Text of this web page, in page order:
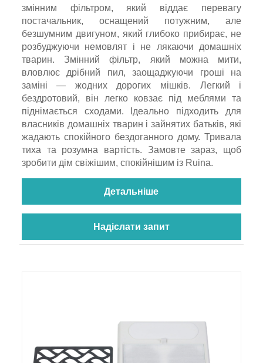
змінним фільтром, який віддає перевагу
постачальник, оснащений потужним, але
безшумним двигуном, який глибоко прибирає, не
розбуджуючи немовлят і не лякаючи домашніх
тварин. Змінний фільтр, який можна мити,
вловлює дрібний пил, заощаджуючи гроші на
заміні — жодних дорогих мішків. Легкий і
бездротовий, він легко ковзає під меблями та
піднімається сходами. Ідеально підходить для
власників домашніх тварин і зайнятих батьків, які
жадають спокійного бездоганного дому. Тривала
тиха та розумна вартість. Замовте зараз, щоб
зробити дім свіжішим, спокійнішим із Ruina.
Детальніше
Надіслати запит